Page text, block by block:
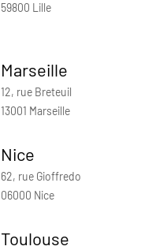
59800 Lille
Marseille
12, rue Breteuil
13001 Marseille
Nice
62, rue Gioffredo
06000 Nice
Toulouse